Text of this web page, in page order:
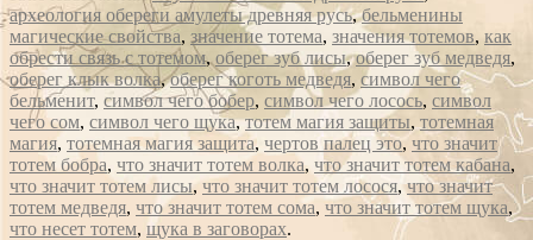
археология обереги амулеты древняя русь,бельменины
магические свойства, значение тотема, значения тотемов, как
обрести связь с тотемом,оберег зуб лисы,оберег зуб медведя,
оберег клык волка,оберег коготь медведя, символ чего
бельменит, символ чего бобер, символ чего лосось, символ
чего сом, символ чего щука,тотем магия защиты, тотемная
магия, тотемная магия защита, чертов палец это, что значит
тотем бобра, что значит тотем волка, что значит тотем кабана,
что значит тотем лисы, что значит тотем лосося,что значит
тотем медведя, что значит тотем сома, что значит тотем щука,
что несет тотем, щука в заговорах.